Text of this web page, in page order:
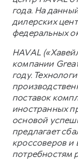
года. На
дилерских
федеральных
HAVAL
компании
году.
поставок
иностранных
основой
предлагает
кроссоверов
потребностям